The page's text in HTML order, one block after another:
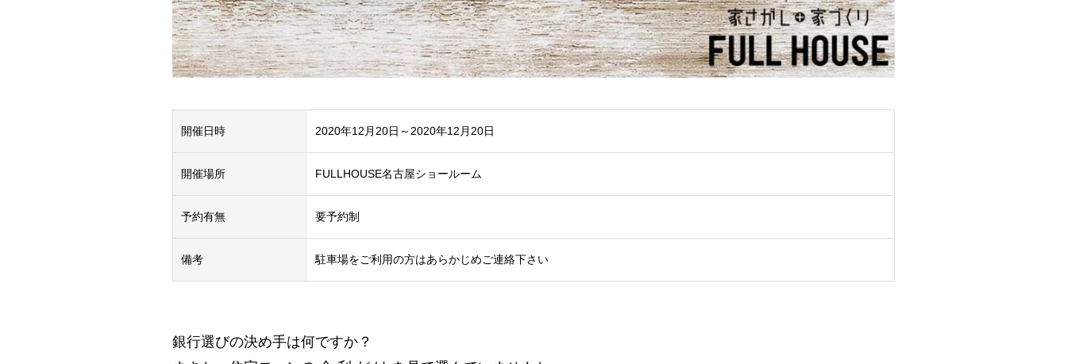
開催日時 2020年12月20日～2020年12月20日
開催場所 FULLHOUSE名古屋ショールーム
予約有無 要予約制
備考 駐車場をご利用の方はあらかじめご連絡下さい
銀行選びの決め手は何ですか？